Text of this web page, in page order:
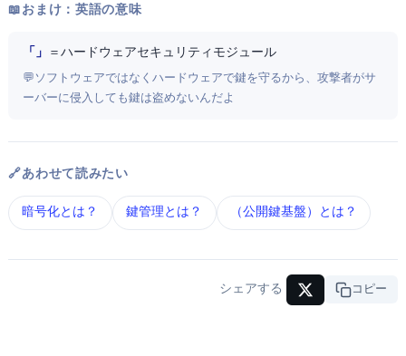
📖 おまけ：英語の意味
「Hardware Security Module」 ＝ ハードウェアセキュリティモジュール
💬 ソフトウェアではなくハードウェアで鍵を守るから、攻撃者がサ
ーバーに侵入しても鍵は盗めないんだよ
🔗 あわせて読みたい
暗号化 とは？ 鍵管理 とは？ PKI（公開鍵基盤） とは？
シェアする URLコピー